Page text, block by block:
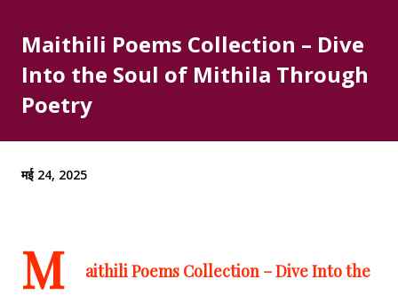
Maithili Poems Collection – Dive
Into the Soul of Mithila Through
Poetry
मई 24, 2025
M aithili Poems Collection – Dive Into the